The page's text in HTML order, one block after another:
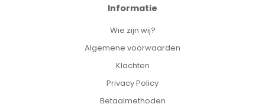
Informatie
Wie zijn wij?
Algemene voorwaarden
Klachten
Privacy Policy
Betaalmethoden